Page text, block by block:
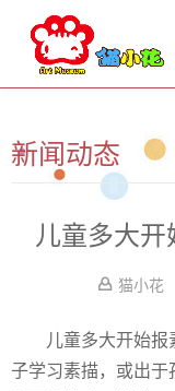
新闻动态
儿童多大开
猫小花
儿童多大开始报
子学习素描，或出于